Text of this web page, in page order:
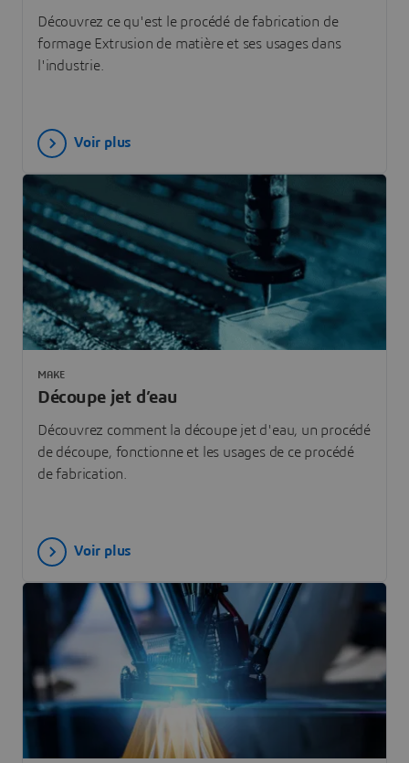
Découvrez ce qu'est le procédé de fabrication de
formage Extrusion de matière et ses usages dans
l'industrie.
Voir plus
Découpe jet d’eau
Découvrez comment la découpe jet d'eau, un procédé
de découpe, fonctionne et les usages de ce procédé
de fabrication.
MAKE
Voir plus